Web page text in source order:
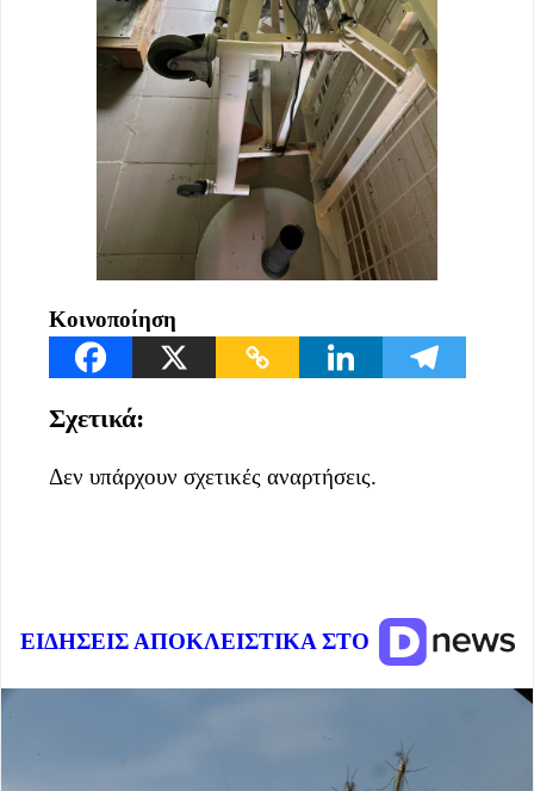
Κοινοποίηση
Σχετικά:
Δεν υπάρχουν σχετικές αναρτήσεις.
ΕΙΔΗΣΕΙΣ ΑΠΟΚΛΕΙΣΤΙΚΑ ΣΤΟ